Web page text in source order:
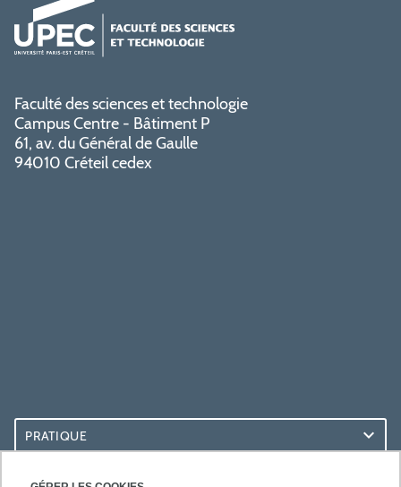
Faculté des sciences et technologie
Campus Centre - Bâtiment P
61, av. du Général de Gaulle
94010 Créteil cedex
PRATIQUE